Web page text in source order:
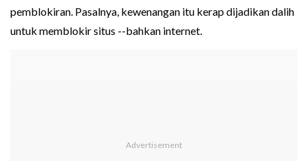
pemblokiran. Pasalnya, kewenangan itu kerap dijadikan dalih
untuk memblokir situs --bahkan internet.